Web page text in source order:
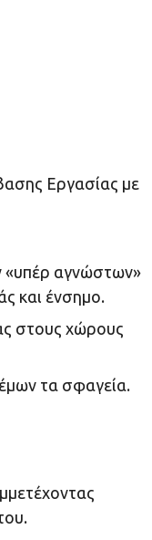
Εργασίας με
«υπέρ αγνώστων»
και ένσημο.
στους χώρους
τα σφαγεία.